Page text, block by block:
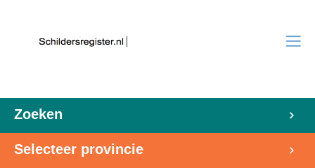
Zoeken
Selecteer provincie